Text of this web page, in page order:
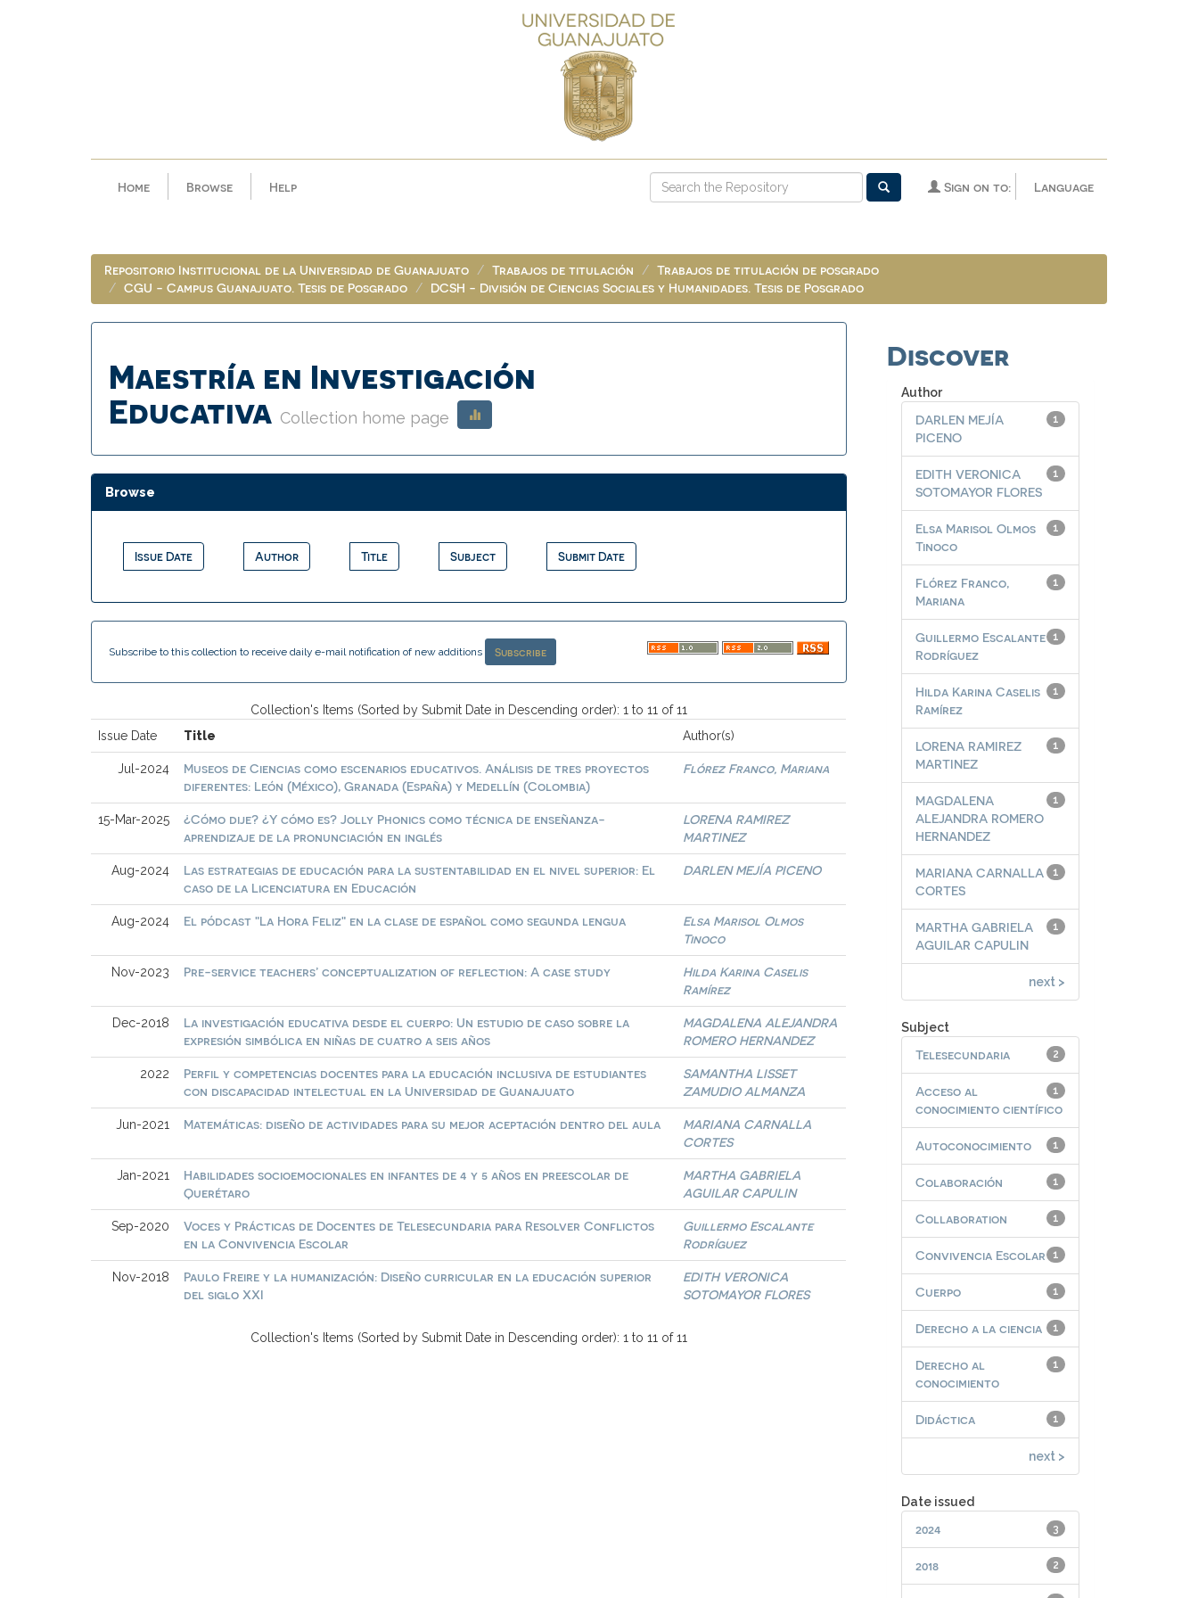
Home Browse Help Language
Sign on to:
Repositorio Institucional de la Universidad de Guanajuato Trabajos de titulación
Trabajos de titulación de posgrado
CGU - Campus Guanajuato. Tesis de Posgrado
DCSH - División de Ciencias Sociales y Humanidades. Tesis de Posgrado
Maestría en Investigación
Educativa Collection home page
Browse
Subscribe to this collection to receive daily e-mail notification of new additions
Collection's Items (Sorted by Submit Date in Descending order): 1 to 11 of 11
Issue Date
Title Author(s)
Jul-2024
Museos de Ciencias como escenarios educativos. Análisis de tres proyectos
diferentes: León (México), Granada (España) y Medellín (Colombia)
Flórez Franco, Mariana
15-Mar-2025
¿Cómo dije? ¿Y cómo es? Jolly Phonics como técnica de enseñanza-
aprendizaje de la pronunciación en inglés
LORENA RAMIREZ
MARTINEZ
Aug-2024
Las estrategias de educación para la sustentabilidad en el nivel superior: El
caso de la Licenciatura en Educación
DARLEN MEJÍA PICENO
Aug-2024 El pódcast "La Hora Feliz" en la clase de español como segunda lengua
Elsa Marisol Olmos
Tinoco
Nov-2023 Pre-service teachers’ conceptualization of reflection: A case study
Hilda Karina Caselis
Ramírez
Dec-2018
La investigación educativa desde el cuerpo: Un estudio de caso sobre la
expresión simbólica en niñas de cuatro a seis años
MAGDALENA ALEJANDRA
ROMERO HERNANDEZ
2022
Perfil y competencias docentes para la educación inclusiva de estudiantes
con discapacidad intelectual en la Universidad de Guanajuato
SAMANTHA LISSET
ZAMUDIO ALMANZA
Jun-2021 Matemáticas: diseño de actividades para su mejor aceptación dentro del aula
MARIANA CARNALLA
CORTES
Jan-2021
Habilidades socioemocionales en infantes de 4 y 5 años en preescolar de
Querétaro
MARTHA GABRIELA
AGUILAR CAPULIN
Sep-2020
Voces y Prácticas de Docentes de Telesecundaria para Resolver Conflictos
en la Convivencia Escolar
Guillermo Escalante
Rodríguez
Nov-2018
Paulo Freire y la humanización: Diseño curricular en la educación superior
del siglo XXI
EDITH VERONICA
SOTOMAYOR FLORES
Collection's Items (Sorted by Submit Date in Descending order): 1 to 11 of 11
Discover
Author
1
DARLEN MEJÍA
PICENO
1
EDITH VERONICA
SOTOMAYOR FLORES
1
Elsa Marisol Olmos
Tinoco
1
Flórez Franco,
Mariana
1
Guillermo Escalante
Rodríguez
1
Hilda Karina Caselis
Ramírez
1
LORENA RAMIREZ
MARTINEZ
1
MAGDALENA
ALEJANDRA ROMERO
HERNANDEZ
1
MARIANA CARNALLA
CORTES
1
MARTHA GABRIELA
AGUILAR CAPULIN
next >
Subject
2
Telesecundaria
1
Acceso al
conocimiento científico
1
Autoconocimiento
1
Colaboración
1
Collaboration
1
Convivencia Escolar
1
Cuerpo
1
Derecho a la ciencia
1
Derecho al
conocimiento
1
Didáctica
next >
Date issued
3
2024
2
2018